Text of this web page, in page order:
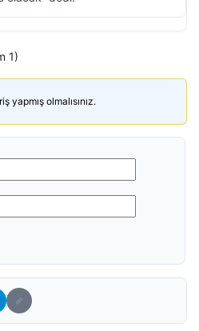
1)
yapmış olmalısınız.